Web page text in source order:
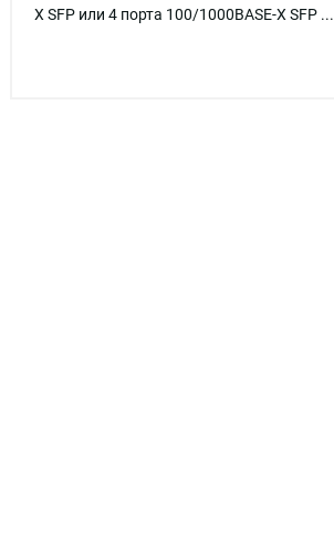
X SFP или 4 порта 100/1000BASE-X SFP ...